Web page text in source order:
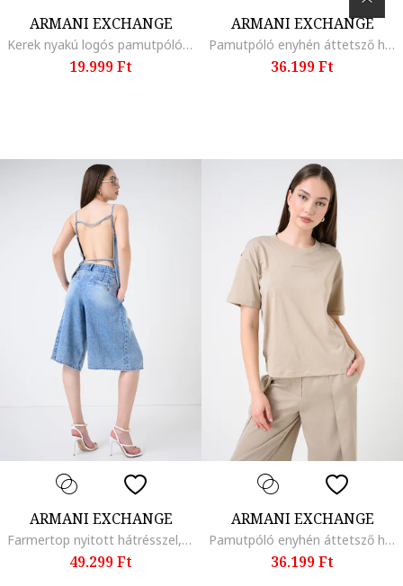
ARMANI EXCHANGE
Kerek nyakú logós pamutpóló, Mézsárga
19.999 Ft
ARMANI EXCHANGE
Pamutpóló enyhén áttetsző hátrésszel, Olívazöld
36.199 Ft
ARMANI EXCHANGE
Farmertop nyitott hátrésszel, Kék
49.299 Ft
ARMANI EXCHANGE
Pamutpóló enyhén áttetsző hátrésszel, Sötétbézs
36.199 Ft